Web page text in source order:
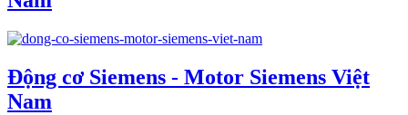
Động cơ Siemens - Motor Siemens Việt
Nam